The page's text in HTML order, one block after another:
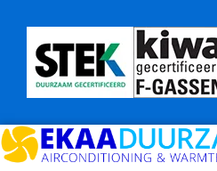
content